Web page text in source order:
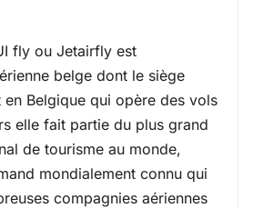
fly ou Jetairfly est
belge dont le siège
en Belgique qui opère des vols
elle fait partie du plus grand
de tourisme au monde,
mondialement connu qui
compagnies aériennes